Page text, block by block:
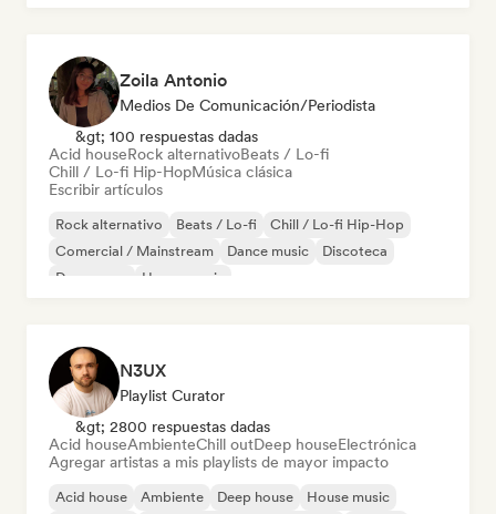
Zoila Antonio
Medios De Comunicación/Periodista
&gt; 100 respuestas dadas
Acid houseRock alternativoBeats / Lo-fi
Chill / Lo-fi Hip-HopMúsica clásica
Escribir artículos
Rock alternativo Beats / Lo-fi
Chill / Lo-fi Hip-Hop
Comercial / Mainstream
Dance music
Discoteca
Dream pop
House music
N3UX
Playlist Curator
&gt; 2800 respuestas dadas
Acid houseAmbienteChill outDeep houseElectrónica
Agregar artistas a mis playlists de mayor impacto
Acid house Ambiente Deep house
House music